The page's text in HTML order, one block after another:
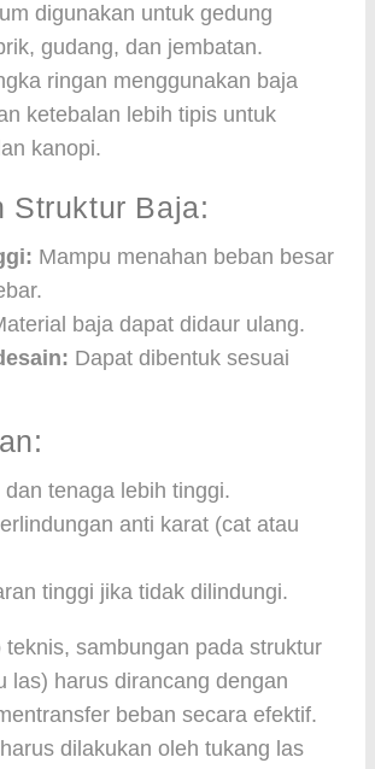
digunakan untuk gedung
gudang, dan jembatan.
ringan menggunakan baja
ketebalan lebih tipis untuk
kanopi.
Struktur Baja:
Mampu menahan beban besar
baja dapat didaur ulang.
Dapat dibentuk sesuai
tenaga lebih tinggi.
anti karat (cat atau
tinggi jika tidak dilindungi.
teknis, sambungan pada struktur
las) harus dirancang dengan
beban secara efektif.
dilakukan oleh tukang las